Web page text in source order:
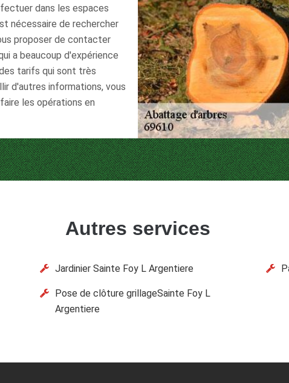
dans les espaces
nécessaire de rechercher
proposer de contacter
a beaucoup d'expérience
tarifs qui sont très
d'autres informations, vous
les opérations en
Autres services
Jardinier Sainte Foy L Argentiere
Pose de clôture grillageSainte Foy L
Argentiere